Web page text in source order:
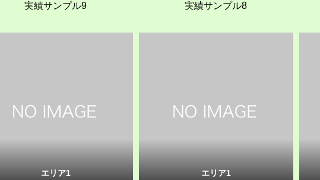
実績サンプル9 実績サンプル8
エリア1 エリア1